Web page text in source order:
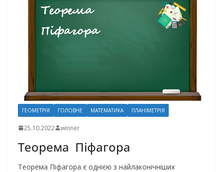
ГЕОМЕТРІЯ ГОЛОВНЕ МАТЕМАТИКА ПЛАНІМЕТРІЯ
25.10.2022 winner
Теорема Піфагора
Теорема Піфагора є однією з найлаконічніших